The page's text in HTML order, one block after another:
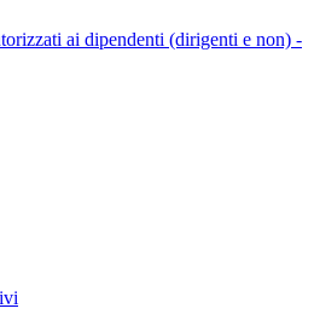
ai dipendenti (dirigenti e non) -